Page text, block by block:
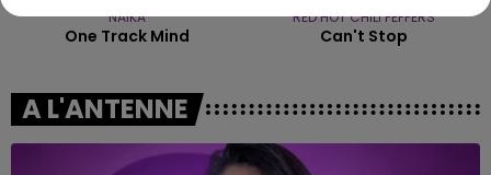
NAÏKA
One Track Mind
RED HOT CHILI PEPPERS
Can't Stop
A L'ANTENNE